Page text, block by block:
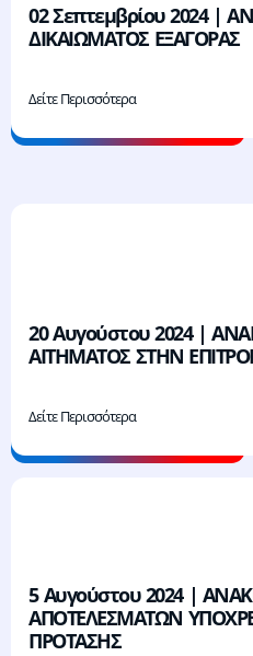
02 Σεπτεμβρίου 2024 |
ΔΙΚΑΙΩΜΑΤΟΣ ΕΞΑΓΟΡΑΣ
Δείτε Περισσότερα
20 Αυγούστου 2024 |
ΑΙΤΗΜΑΤΟΣ ΣΤΗΝ
Δείτε Περισσότερα
5 Αυγούστου 2024 |
ΑΠΟΤΕΛΕΣΜΑΤΩΝ
ΠΡΟΤΑΣΗΣ